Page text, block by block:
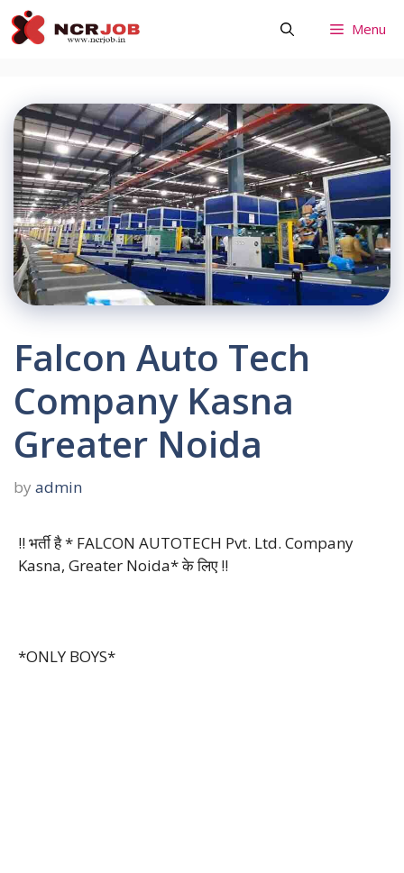
Skip
to
Menu
Falcon Auto Tech
Company Kasna
Greater Noida
by admin
!! भर्ती है * FALCON AUTOTECH Pvt. Ltd. Company
Kasna, Greater Noida* के लिए !!
*ONLY BOYS*